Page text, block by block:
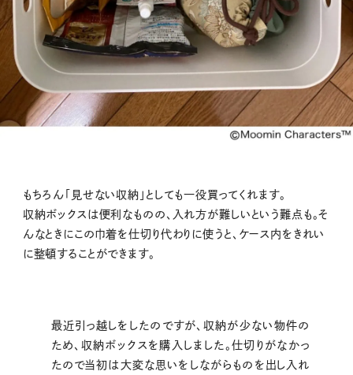
もちろん「見せない収納」としても一役買ってくれます。
収納ボックスは便利なものの、入れ方が難しいという難点も。そ
んなときにこの巾着を仕切り代わりに使うと、ケース内をきれい
に整頓することができます。
最近引っ越しをしたのですが、収納が少ない物件の
ため、収納ボックスを購入しました。仕切りがなかっ
たので当初は大変な思いをしながらものを出し入れ